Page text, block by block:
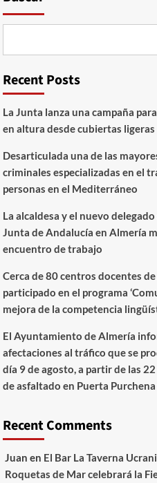
Recent Posts
La Junta lanza una campaña
en altura desde cubiertas ligeras
Desarticulada una de las
criminales especializadas en el
personas en el Mediterráneo
La alcaldesa y el nuevo
Junta de Andalucía en Almería
encuentro de trabajo
Cerca de 80 centros docentes
participado en el programa
mejora de la competencia
El Ayuntamiento de Almería
afectaciones al tráfico que se
día 9 de agosto, a partir de las
de asfaltado en Puerta
Recent Comments
Juan en El Bar La Taverna
Roquetas de Mar celebrará la